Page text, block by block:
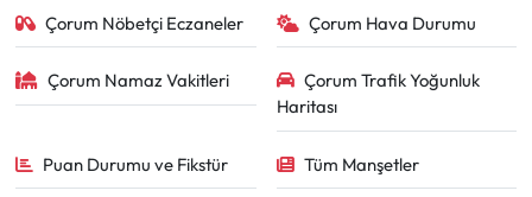
Çorum Nöbetçi Eczaneler Çorum Hava Durumu
Çorum Namaz Vakitleri
Çorum Trafik Yoğunluk
Haritası
Puan Durumu ve Fikstür Tüm Manşetler